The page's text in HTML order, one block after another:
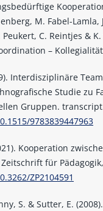
M. Fabel-Lamla,
C. Reintjes & K.
–
Interdisziplinäre
Studie zu
Gruppen.
9783839447963
Kooperation
für Pädagogik,
ZP2104591
S. & Sutter, E.